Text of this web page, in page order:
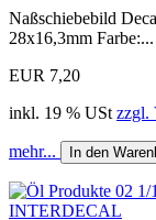
Naßschiebebild
28x16,3mm Farbe:...
EUR 7,20
inkl. 19 % USt zzgl.
mehr... In den